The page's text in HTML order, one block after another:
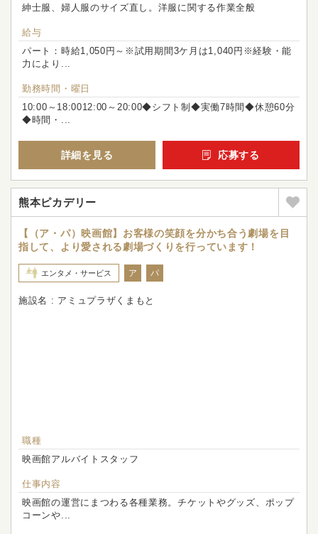
紳士服、婦人服のサイズ直し。洋服に関する作業全般
給与
パート：時給1,050円～※試用期間3ケ月は1,040円※経験・能
力により...
勤務時間・曜日
10:00～18:0012:00～20:00◆シフト制◆実働7時間◆休憩60分
◆時間・...
詳細を見る 応募する
熊本ピカデリー
【（ア・パ）映画館】お客様の笑顔を分かち合う劇場を目
指して、より愛される劇場づくりを行っています！
エンタメ・サービス ア パ
施設名 : アミュプラザくまもと
職種
映画館アルバイトスタッフ
仕事内容
映画館の運営にまつわる各種業務。チケットやグッズ、ポップ
コーンや...